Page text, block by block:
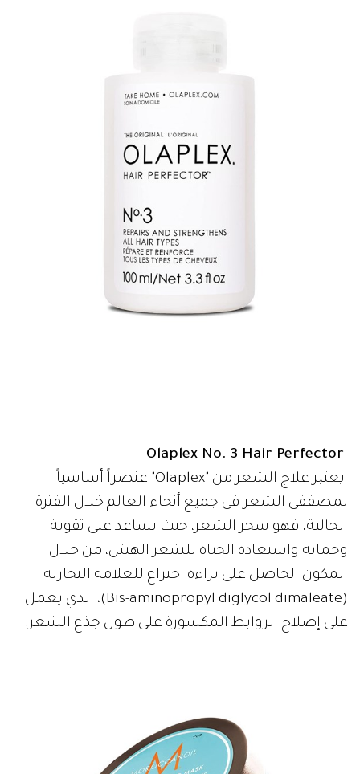
يعتبر علاج الشعر من "Olaplex" عنصراً أساسياً
لمصففي الشعر في جميع أنحاء العالم خلال الفترة
الحالية، فهو سحر الشعر، حيث يساعد على تقوية
وحماية واستعادة الحياة للشعر الهش، من خلال
المكون الحاصل على براءة اختراع للعلامة التجارية
(Bis-aminopropyl diglycol dimaleate)، الذي يعمل
على إصلاح الروابط المكسورة على طول جذع الشعر.